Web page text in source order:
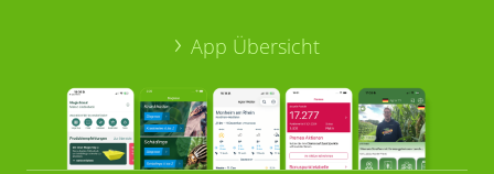
App Übersicht